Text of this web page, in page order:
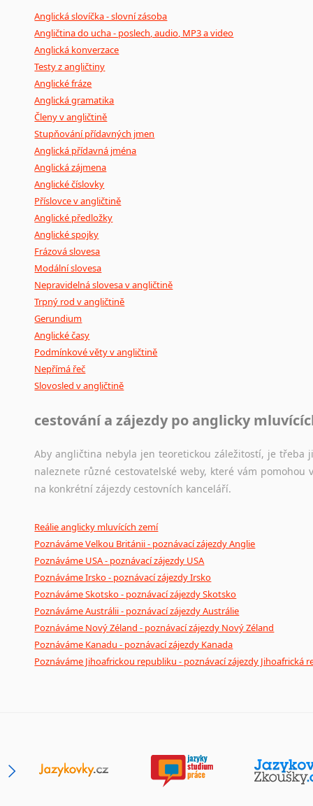
Anglická slovíčka - slovní zásoba
Angličtina do ucha - poslech, audio, MP3 a video
Anglická konverzace
Testy z angličtiny
Anglické fráze
Anglická gramatika
Členy v angličtině
Stupňování přídavných jmen
Anglická přídavná jména
Anglická zájmena
Anglické číslovky
Příslovce v angličtině
Anglické předložky
Anglické spojky
Frázová slovesa
Modální slovesa
Nepravidelná slovesa v angličtině
Trpný rod v angličtině
Gerundium
Anglické časy
Podmínkové věty v angličtině
Nepřímá řeč
Slovosled v angličtině
cestování a zájezdy po anglicky
Aby angličtina nebyla jen teoretickou záležitostí, je
naleznete různé cestovatelské weby, které vám
na konkrétní zájezdy cestovních kanceláří.
Reálie anglicky mluvících zemí
Poznáváme Velkou Británii - poznávací zájezdy Anglie
Poznáváme USA - poznávací zájezdy USA
Poznáváme Irsko - poznávací zájezdy Irsko
Poznáváme Skotsko - poznávací zájezdy Skotsko
Poznáváme Austrálii - poznávací zájezdy Austrálie
Poznáváme Nový Zéland - poznávací zájezdy Nový Zéland
Poznáváme Kanadu - poznávací zájezdy Kanada
Poznáváme Jihoafrickou republiku - poznávací zájezdy Jihoafrická